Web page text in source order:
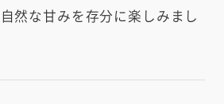
然な甘みを存分に楽しみまし